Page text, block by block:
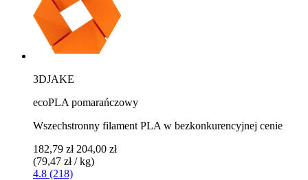
3DJAKE
ecoPLA pomarańczowy
Wszechstronny filament PLA w bezkonkurencyjnej cenie
182,79 zł 204,00 zł
(79,47 zł / kg)
4.8 (218)